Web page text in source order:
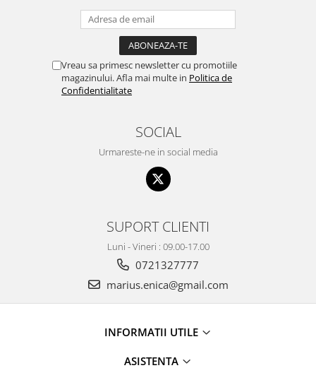
Vreau sa primesc newsletter cu promotiile
magazinului. Afla mai multe in Politica de
Confidentialitate
SOCIAL
Urmareste-ne in social media
SUPORT CLIENTI
Luni - Vineri : 09.00-17.00
0721327777
marius.enica@gmail.com
INFORMATII UTILE
ASISTENTA